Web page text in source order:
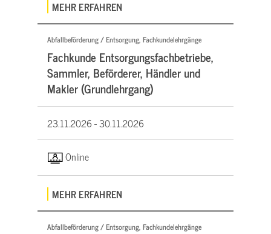
MEHR ERFAHREN
Abfallbeförderung / Entsorgung, Fachkundelehrgänge
Fachkunde Entsorgungsfachbetriebe,
Sammler, Beförderer, Händler und
Makler (Grundlehrgang)
23.11.2026 -30.11.2026
Online
MEHR ERFAHREN
Abfallbeförderung / Entsorgung, Fachkundelehrgänge